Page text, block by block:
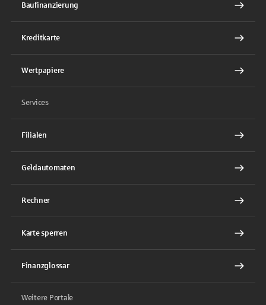
Baufinanzierung
Kreditkarte
Wertpapiere
Services
Filialen
Geldautomaten
Rechner
Karte sperren
Finanzglossar
Weitere Portale